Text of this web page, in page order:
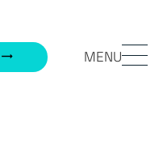
trending_flat MENU